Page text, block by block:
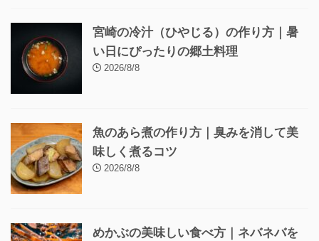
宮崎の冷汁（ひやじる）の作り方｜暑
い日にぴったりの郷土料理
2026/8/8
魚のあら煮の作り方｜臭みを消して美
味しく煮るコツ
2026/8/8
めかぶの美味しい食べ方｜ネバネバを